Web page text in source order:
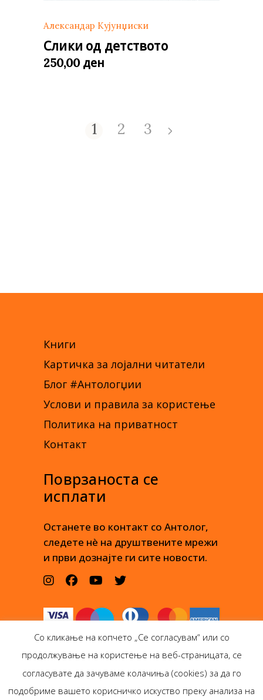
Александар Кујунџиски
Слики од детството
250,00 ден
1 2 3
Книги
Картичка за лојални читатели
Блог #Антологџии
Услови и правила за користење
Политика на приватност
Контакт
Поврзаноста се
исплати
Останете во контакт со Антолог,
следете нè на друштвените мрежи
и први дознајте ги сите новости.
Со кликање на копчето „Се согласувам“ или со
продолжување на користење на веб-страницата, се
согласувате да зачуваме колачиња (cookies) за да го
подобриме вашето корисничко искуство преку анализа на